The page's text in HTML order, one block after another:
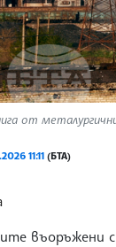
от
11:11 (БТА)
въоръжени